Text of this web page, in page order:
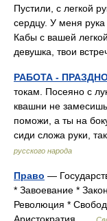
Пустили, с легкой
сердцу. У меня
Кабы с вашей
девушка, твои
РАБОТА -
токам. Посеяно с
квашни не
поможи, а ты на
сиди сложа руки,
русского народа
Право —
* Завоевание *
Революция *